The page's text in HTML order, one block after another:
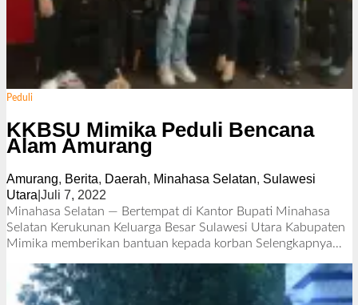
Peduli
KKBSU Mimika Peduli Bencana
Alam Amurang
Amurang, Berita, Daerah, Minahasa Selatan, Sulawesi
Utara Juli 7, 2022
l
e
h
Minahasa Selatan — Bertempat di Kantor Bupati Minahasa
Selatan Kerukunan Keluarga Besar Sulawesi Utara Kabupaten
Mimika memberikan bantuan kepada korban Selengkapnya…